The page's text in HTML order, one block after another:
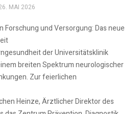
MAI 2026
Forschung und Versorgung: Das neue
der Universitätsklinik
breiten Spektrum neurologischer
Zur feierlichen
Heinze, Ärztlicher Direktor des